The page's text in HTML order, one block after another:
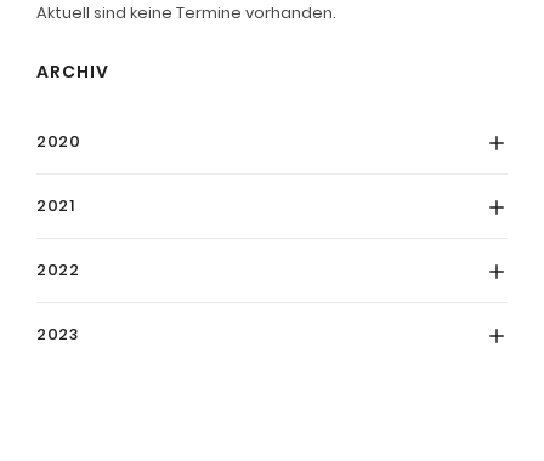
Aktuell sind keine Termine vorhanden.
ARCHIV
2020
2021
2022
2023